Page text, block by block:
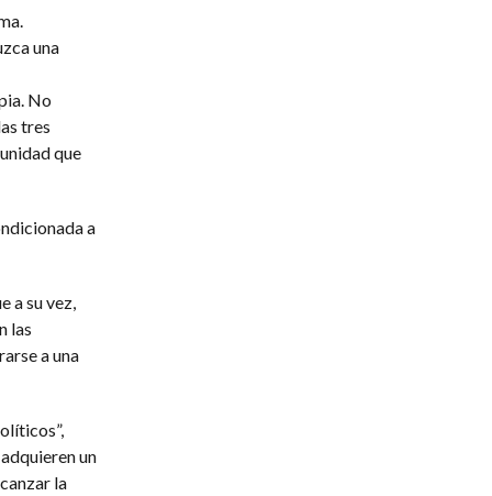
una
No
tres
que
a
a su vez,
las
a una
un
la